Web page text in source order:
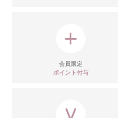
会員限定
ポイント付与